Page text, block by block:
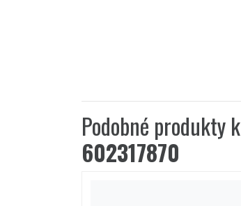
Podobné produkty k
602317870